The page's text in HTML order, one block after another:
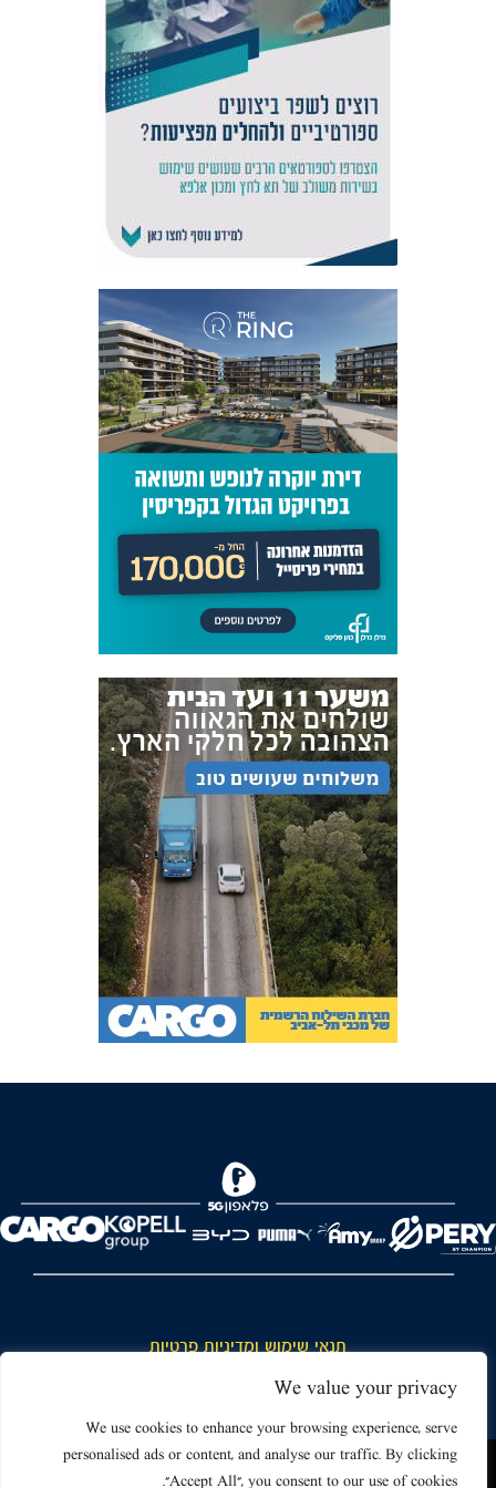
We value your privacy
We use cookies to enhance your browsing experience, serve
personalised ads or content, and analyse our traffic. By clicking
"Accept All", you consent to our use of cookies.
FOREVER
תנאי שימוש ומדיניות פרטיות
כללי כניסה והתנהגות באצטדיון ותנאי שימוש בכרטיסים
דרושים
צור קשר
האתר שאתה גולש בו עשוי להשתמש בעוגיות (קוקיז) ובטכנולוגיות דומות.